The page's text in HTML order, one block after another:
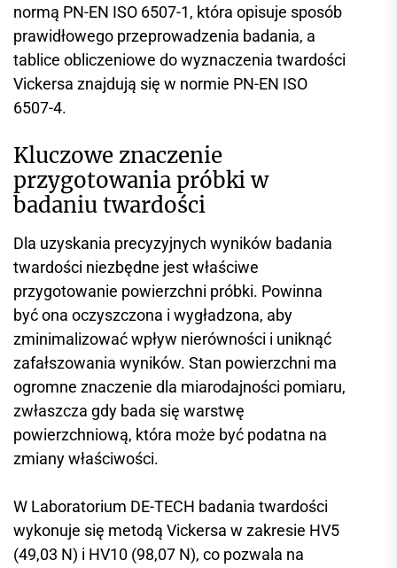
normą PN-EN ISO 6507-1, która opisuje sposób
prawidłowego przeprowadzenia badania, a
tablice obliczeniowe do wyznaczenia twardości
Vickersa znajdują się w normie PN-EN ISO
6507-4.
Kluczowe znaczenie
przygotowania próbki w
badaniu twardości
Dla uzyskania precyzyjnych wyników badania
twardości niezbędne jest właściwe
przygotowanie powierzchni próbki. Powinna
być ona oczyszczona i wygładzona, aby
zminimalizować wpływ nierówności i uniknąć
zafałszowania wyników. Stan powierzchni ma
ogromne znaczenie dla miarodajności pomiaru,
zwłaszcza gdy bada się warstwę
powierzchniową, która może być podatna na
zmiany właściwości.
W Laboratorium DE-TECH badania twardości
wykonuje się metodą Vickersa w zakresie HV5
(49,03 N) i HV10 (98,07 N), co pozwala na